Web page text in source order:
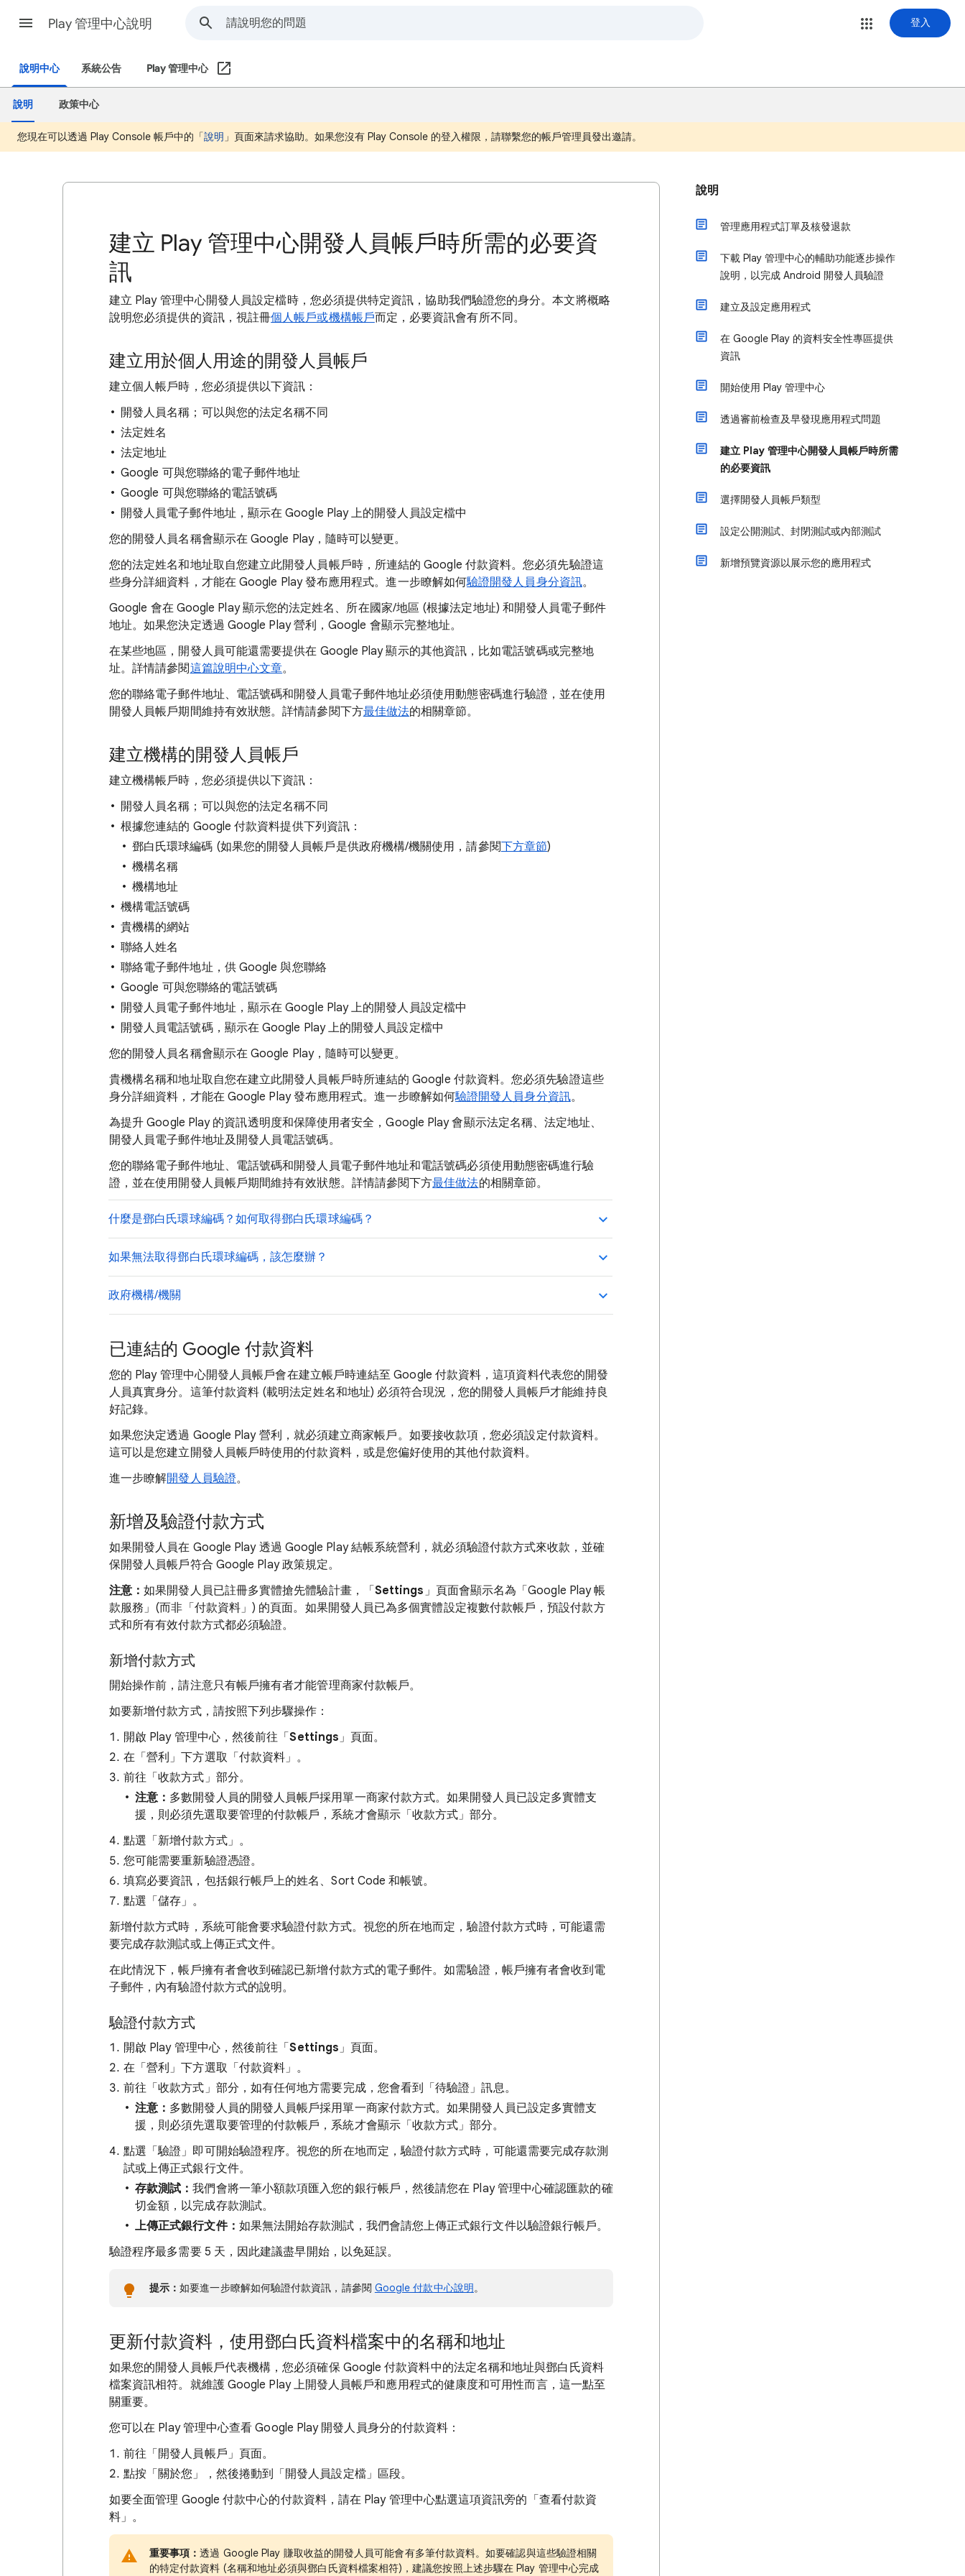
Play 管理中心說明 登入
說明中心 系統公告 Play 管理中心
說明 政策中心
您現在可以透過 Play Console 帳戶中的「說明 」頁面來請求協助。如果您沒有 Play Console 的登入權限，請聯繫您的帳戶管理員發出邀請。
建立 Play 管理中心開發人員帳戶時所需的必要資
訊
建立 Play 管理中心開發人員設定檔時，您必須提供特定資訊，協助我們驗證您的身分。本文將概略
說明您必須提供的資訊，視註冊個人帳戶或機構帳戶而定，必要資訊會有所不同。
建立用於個人用途的開發人員帳戶
建立個人帳戶時，您必須提供以下資訊：
開發人員名稱；可以與您的法定名稱不同
法定姓名
法定地址
Google 可與您聯絡的電子郵件地址
Google 可與您聯絡的電話號碼
開發人員電子郵件地址，顯示在 Google Play 上的開發人員設定檔中
您的開發人員名稱會顯示在 Google Play，隨時可以變更。
您的法定姓名和地址取自您建立此開發人員帳戶時，所連結的 Google 付款資料。您必須先驗證這
些身分詳細資料，才能在 Google Play 發布應用程式。進一步瞭解如何驗證開發人員身分資訊。
Google 會在 Google Play 顯示您的法定姓名、所在國家/地區 (根據法定地址) 和開發人員電子郵件
地址。如果您決定透過 Google Play 營利，Google 會顯示完整地址。
在某些地區，開發人員可能還需要提供在 Google Play 顯示的其他資訊，比如電話號碼或完整地
址。詳情請參閱這篇說明中心文章。
您的聯絡電子郵件地址、電話號碼和開發人員電子郵件地址必須使用動態密碼進行驗證，並在使用
開發人員帳戶期間維持有效狀態。詳情請參閱下方最佳做法的相關章節。
建立機構的開發人員帳戶
建立機構帳戶時，您必須提供以下資訊：
開發人員名稱；可以與您的法定名稱不同
根據您連結的 Google 付款資料提供下列資訊：
鄧白氏環球編碼 (如果您的開發人員帳戶是供政府機構/機關使用，請參閱下方章節)
機構名稱
機構地址
機構電話號碼
貴機構的網站
聯絡人姓名
聯絡電子郵件地址，供 Google 與您聯絡
Google 可與您聯絡的電話號碼
開發人員電子郵件地址，顯示在 Google Play 上的開發人員設定檔中
開發人員電話號碼，顯示在 Google Play 上的開發人員設定檔中
您的開發人員名稱會顯示在 Google Play，隨時可以變更。
貴機構名稱和地址取自您在建立此開發人員帳戶時所連結的 Google 付款資料。您必須先驗證這些
身分詳細資料，才能在 Google Play 發布應用程式。進一步瞭解如何驗證開發人員身分資訊。
為提升 Google Play 的資訊透明度和保障使用者安全，Google Play 會顯示法定名稱、法定地址、
開發人員電子郵件地址及開發人員電話號碼。
您的聯絡電子郵件地址、電話號碼和開發人員電子郵件地址和電話號碼必須使用動態密碼進行驗
證，並在使用開發人員帳戶期間維持有效狀態。詳情請參閱下方最佳做法的相關章節。
什麼是鄧白氏環球編碼？如何取得鄧白氏環球編碼？
如果無法取得鄧白氏環球編碼，該怎麼辦？
政府機構/機關
已連結的 Google 付款資料
您的 Play 管理中心開發人員帳戶會在建立帳戶時連結至 Google 付款資料，這項資料代表您的開發
人員真實身分。這筆付款資料 (載明法定姓名和地址) 必須符合現況，您的開發人員帳戶才能維持良
好記錄。
如果您決定透過 Google Play 營利，就必須建立商家帳戶。如要接收款項，您必須設定付款資料。
這可以是您建立開發人員帳戶時使用的付款資料，或是您偏好使用的其他付款資料。
進一步瞭解開發人員驗證。
新增及驗證付款方式
如果開發人員在 Google Play 透過 Google Play 結帳系統營利，就必須驗證付款方式來收款，並確
保開發人員帳戶符合 Google Play 政策規定。
注意：如果開發人員已註冊多實體搶先體驗計畫，「 Settings 」頁面會顯示名為「Google Play 帳
款服務」 (而非「付款資料」 ) 的頁面。如果開發人員已為多個實體設定複數付款帳戶，預設付款方
式和所有有效付款方式都必須驗證。
新增付款方式
開始操作前，請注意只有帳戶擁有者才能管理商家付款帳戶。
如要新增付款方式，請按照下列步驟操作：
開啟 Play 管理中心，然後前往「Settings」頁面。
在「營利」下方選取「付款資料」 。
前往「收款方式」部分。
注意： 多數開發人員的開發人員帳戶採用單一商家付款方式。如果開發人員已設定多實體支
援，則必須先選取要管理的付款帳戶，系統才會顯示「收款方式」部分。
點選「新增付款方式」 。
您可能需要重新驗證憑證。
填寫必要資訊，包括銀行帳戶上的姓名、Sort Code 和帳號。
點選「儲存」 。
新增付款方式時，系統可能會要求驗證付款方式。視您的所在地而定，驗證付款方式時，可能還需
要完成存款測試或上傳正式文件。
在此情況下，帳戶擁有者會收到確認已新增付款方式的電子郵件。如需驗證，帳戶擁有者會收到電
子郵件，內有驗證付款方式的說明。
驗證付款方式
開啟 Play 管理中心，然後前往「Settings」頁面。
在「營利」下方選取「付款資料」 。
前往「收款方式」部分，如有任何地方需要完成，您會看到「待驗證」訊息。
注意： 多數開發人員的開發人員帳戶採用單一商家付款方式。如果開發人員已設定多實體支
援，則必須先選取要管理的付款帳戶，系統才會顯示「收款方式」部分。
點選「驗證」 即可開始驗證程序。視您的所在地而定，驗證付款方式時，可能還需要完成存款測
試或上傳正式銀行文件。
存款測試：我們會將一筆小額款項匯入您的銀行帳戶，然後請您在 Play 管理中心確認匯款的確
切金額，以完成存款測試。
上傳正式銀行文件： 如果無法開始存款測試，我們會請您上傳正式銀行文件以驗證銀行帳戶。
驗證程序最多需要 5 天，因此建議盡早開始，以免延誤。
提示：如要進一步瞭解如何驗證付款資訊，請參閱 Google 付款中心說明。
更新付款資料，使用鄧白氏資料檔案中的名稱和地址
如果您的開發人員帳戶代表機構，您必須確保 Google 付款資料中的法定名稱和地址與鄧白氏資料
檔案資訊相符。就維護 Google Play 上開發人員帳戶和應用程式的健康度和可用性而言，這一點至
關重要。
您可以在 Play 管理中心查看 Google Play 開發人員身分的付款資料：
前往「開發人員帳戶」 頁面。
點按「關於您」
，然後捲動到「開發人員設定檔」 區段。
如要全面管理 Google 付款中心的付款資料，請在 Play 管理中心點選這項資訊旁的「查看付款資
料」 。
重要事項：透過 Google Play 賺取收益的開發人員可能會有多筆付款資料。如要確認與這些驗證相關
的特定付款資料 (名稱和地址必須與鄧白氏資料檔案相符)，建議您按照上述步驟在 Play 管理中心完成
說明
管理應用程式訂單及核發退款
下載 Play 管理中心的輔助功能逐步操作
說明，以完成 Android 開發人員驗證
建立及設定應用程式
在 Google Play 的資料安全性專區提供
資訊
開始使用 Play 管理中心
透過審前檢查及早發現應用程式問題
建立 Play 管理中心開發人員帳戶時所需
的必要資訊
選擇開發人員帳戶類型
設定公開測試、封閉測試或內部測試
新增預覽資源以展示您的應用程式